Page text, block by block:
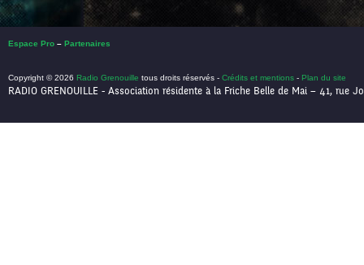
Espace Pro – Partenaires
Copyright © 2026 Radio Grenouille tous droits réservés - Crédits et mentions - Plan du site
RADIO GRENOUILLE - Association résidente à la Friche Belle de Mai – 41, rue